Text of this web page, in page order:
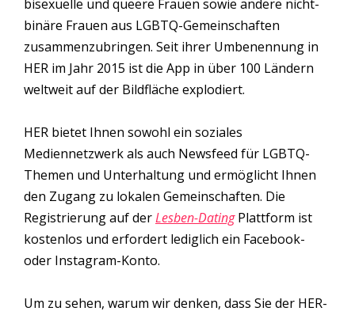
bisexuelle und queere Frauen sowie andere nicht-
binäre Frauen aus LGBTQ-Gemeinschaften
zusammenzubringen. Seit ihrer Umbenennung in
HER im Jahr 2015 ist die App in über 100 Ländern
weltweit auf der Bildfläche explodiert.
HER bietet Ihnen sowohl ein soziales
Mediennetzwerk als auch Newsfeed für LGBTQ-
Themen und Unterhaltung und ermöglicht Ihnen
den Zugang zu lokalen Gemeinschaften. Die
Registrierung auf derLesben-DatingPlattform ist
kostenlos und erfordert lediglich ein Facebook-
oder Instagram-Konto.
Um zu sehen, warum wir denken, dass Sie der HER-